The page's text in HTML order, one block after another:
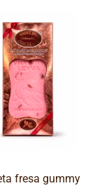
fresa gummy